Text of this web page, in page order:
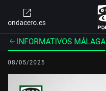
ondacero.es
INFORMATIVOS MÁLAGA
08/05/2025